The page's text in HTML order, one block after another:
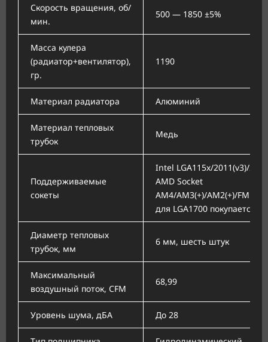
Скорость вращения, об/
мин.
500 — 1850 ±5%
Масса кулера
(радиатор+вентилятор),
гр.
1190
Материал радиатора Алюминий
Материал тепловых
трубок
Медь
Поддерживаемые
сокеты
Intel LGA115x/2011(v3)/
AMD Socket
AM4/AM3(+)/AM2(+)/FM1/
для LGA1700 покупается
Диаметр тепловых
трубок, мм
6 мм, шесть штук
Максимальный
воздушный поток, CFM
68,99
Уровень шума, дБА До 28